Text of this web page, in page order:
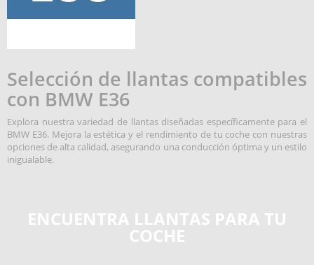
Selección de llantas compatibles
con BMW E36
Explora nuestra variedad de llantas diseñadas específicamente para el
BMW E36. Mejora la estética y el rendimiento de tu coche con nuestras
opciones de alta calidad, asegurando una conducción óptima y un estilo
inigualable.
ENCUENTRA LLANTAS PARA TU
COCHE